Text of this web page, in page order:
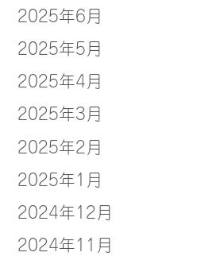
2025年6月
2025年5月
2025年4月
2025年3月
2025年2月
2025年1月
2024年12月
2024年11月